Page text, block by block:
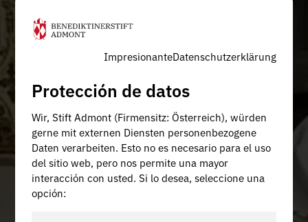
ImpresionanteDatenschutzerklärung
Protección de datos
Wir, Stift Admont (Firmensitz: Österreich), würden
gerne mit externen Diensten personenbezogene
Daten verarbeiten. Esto no es necesario para el uso
del sitio web, pero nos permite una mayor
interacción con usted. Si lo desea, seleccione una
opción: